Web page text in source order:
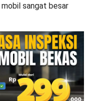
sangat besar